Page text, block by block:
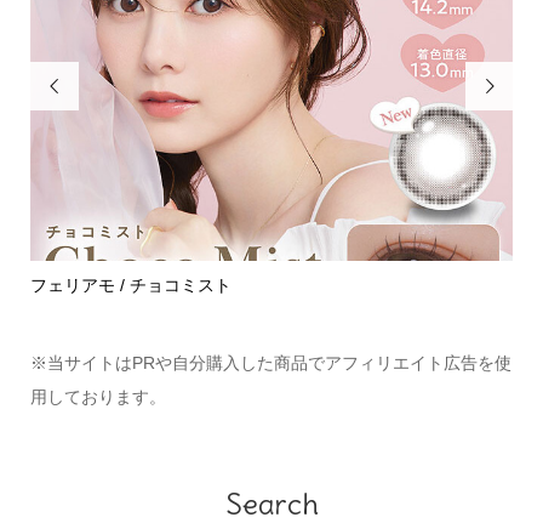

フェリアモ / チョコミスト

※当サイトはPRや自分購入した商品でアフィリエイト広告を使
用しております。
Search